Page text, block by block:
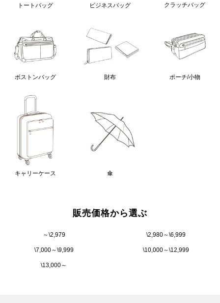
トートバッグ ビジネスバッグ クラッチバッグ
ボストンバッグ 財布 ポーチ/小物
キャリーケース 傘
販売価格から選ぶ
～\2,979 \2,980～\6,999
\7,000～\9,999 \10,000～\12,999
\13,000～